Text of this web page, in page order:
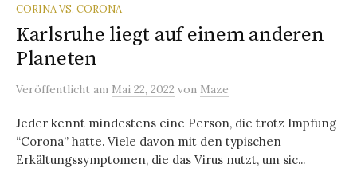
CORINA VS. CORONA
Karlsruhe liegt auf einem anderen
Planeten
Veröffentlicht am Mai 22, 2022 von Maze
Jeder kennt mindestens eine Person, die trotz Impfung
“Corona” hatte. Viele davon mit den typischen
Erkältungssymptomen, die das Virus nutzt, um sic...